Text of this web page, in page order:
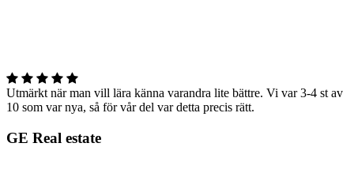
Utmärkt när man vill lära känna varandra lite bättre. Vi var 3-4 st av
10 som var nya, så för vår del var detta precis rätt.
GE Real estate